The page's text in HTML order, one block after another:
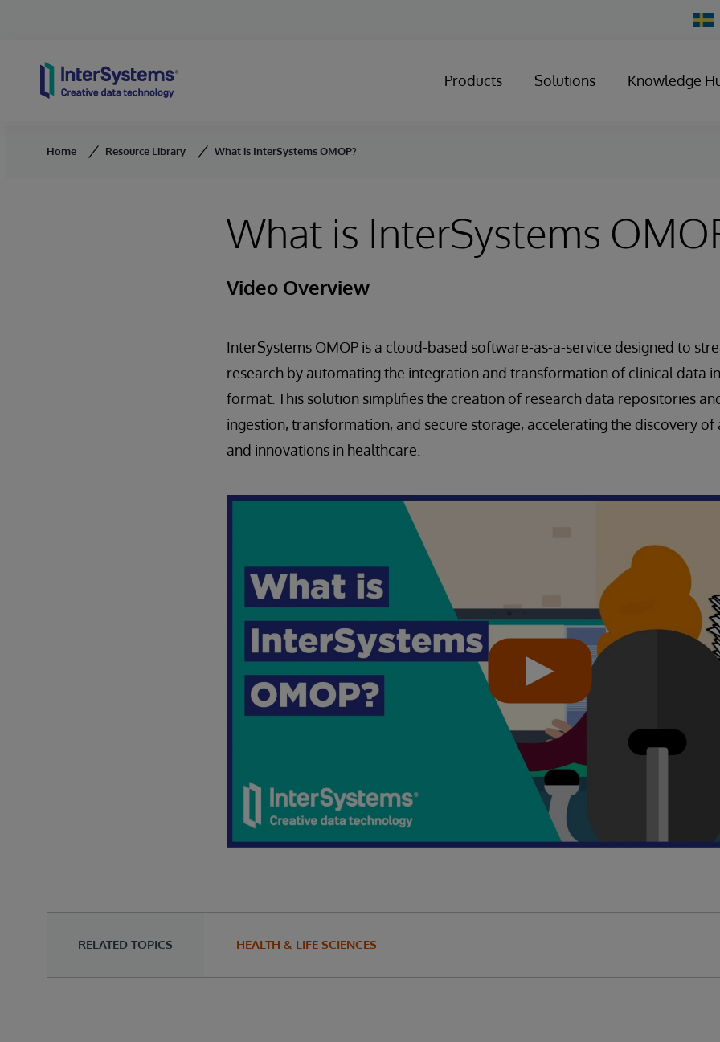
Products Solutions Knowledge
Home Resource Library What is InterSystems OMOP?
What is InterSystems
Video Overview
InterSystems OMOP is a cloud-based software-as-a-service designed to
research by automating the integration and transformation of clinical data
format. This solution simplifies the creation of research data repositories
ingestion, transformation, and secure storage, accelerating the discovery of
and innovations in healthcare.
RELATED TOPICS HEALTH & LIFE SCIENCES